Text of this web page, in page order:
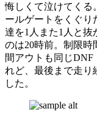
悔しくて泣けてくる
ールゲートをくぐり
達を1人また1人と抜
のは20時前。制限時
間アウトも同じ
れど、最後まで走り
した。